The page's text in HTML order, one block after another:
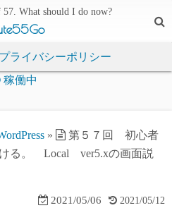
What should I do now?
プライバシーポリシー
稼働中
»
第５７回 初心者
る。 Local ver5.xの画面説
2021/05/06 2021/05/12